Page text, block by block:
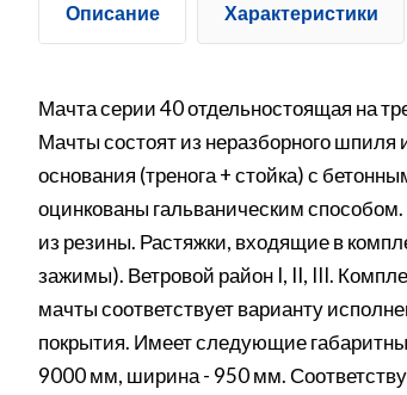
Описание Характеристики
Мачта серии 40 отдельностоящая на
Мачты состоят из неразборного
основания (тренога + стойка) с
оцинкованы гальваническим
из резины. Растяжки, входящие в
зажимы). Ветровой район I, II, III.
мачты соответствует варианту
покрытия. Имеет следующие
9000 мм, ширина - 950 мм.